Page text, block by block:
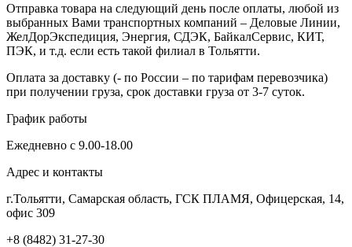
Отправка товара на следующий день после оплаты, любой из
выбранных Вами транспортных компаний – Деловые Линии,
ЖелДорЭкспедиция, Энергия, СДЭК, БайкалСервис, КИТ,
ПЭК, и т.д. если есть такой филиал в Тольятти.
Оплата за доставку (- по России – по тарифам перевозчика)
при получении груза, срок доставки груза от 3-7 суток.
График работы
Ежедневно с 9.00-18.00
Адрес и контакты
г.Тольятти, Самарская область, ГСК ПЛАМЯ, Офицерская, 14,
офис 309
+8 (8482) 31-27-30